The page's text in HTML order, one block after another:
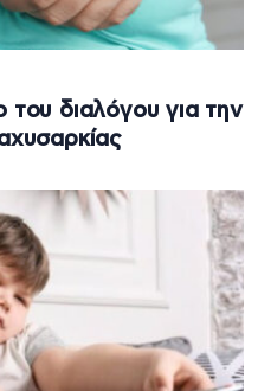
του διαλόγου για την